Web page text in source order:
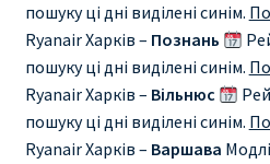
пошуку ці дні виділені синім.
Ryanair Харків – Познань
пошуку ці дні виділені синім.
Ryanair Харків – Вільнюс
пошуку ці дні виділені синім.
Ryanair Харків – Варшава